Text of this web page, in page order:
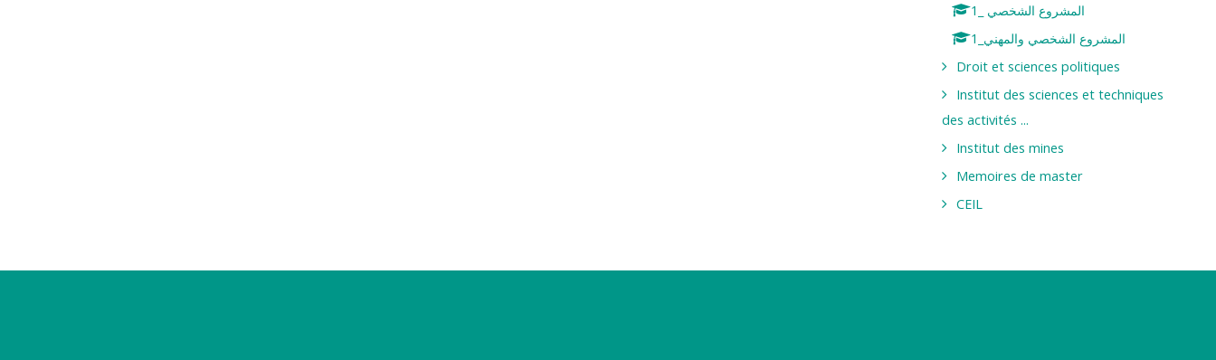
المشروع الشخصي _1
المشروع الشخصي والمهني_1
Droit et sciences politiques
Institut des sciences et techniques
des activités ...
Institut des mines
Memoires de master
CEIL